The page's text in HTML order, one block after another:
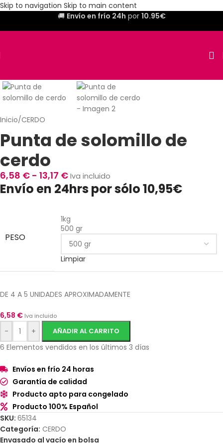
Skip to navigation Skip to main content
🚚 Envío en frío 24h por 10.95€
Inicio/CERDO
Punta de solomillo de
cerdo
6,58 € - 13,17 € Iva incluido
Envío en 24hrs por sólo 10,95€
PESO
1kg
500 gr
Limpiar
DE 4 A 5 UNIDADES APROXIMADAMENTE
6,58 € Iva incluido
- + AÑADIR AL CARRITO
6 Elementos vendidos en los últimos 3 días
Envíos en frío 24 horas
Garantía de calidad
Producto apto para congelado
Producto 100% Español
SKU: 65134
Categoría: CERDO
Envasado al vacío en bolsa